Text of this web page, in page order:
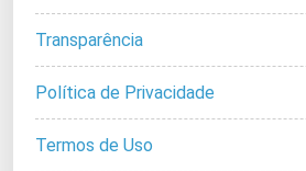
Transparência
Política de Privacidade
Termos de Uso